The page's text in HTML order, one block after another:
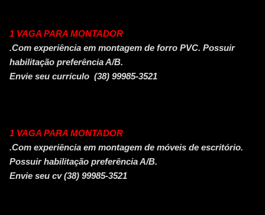
1 VAGA PARA MONTADOR
.Com experiência em montagem de forro PVC. Possuir
habilitação preferência A/B.
Envie seu currículo (38) 99985-3521
1 VAGA PARA MONTADOR
.Com experiência em montagem de móveis de escritório.
Possuir habilitação preferência A/B.
Envie seu cv (38) 99985-3521